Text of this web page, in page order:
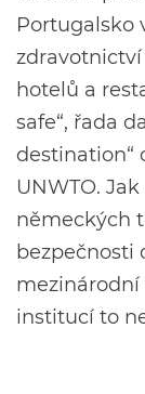
Portugalsko
hotelů a
safe“, řada
destination“
UNWTO.
německých
bezpečnosti
mezinárodní
institucí to